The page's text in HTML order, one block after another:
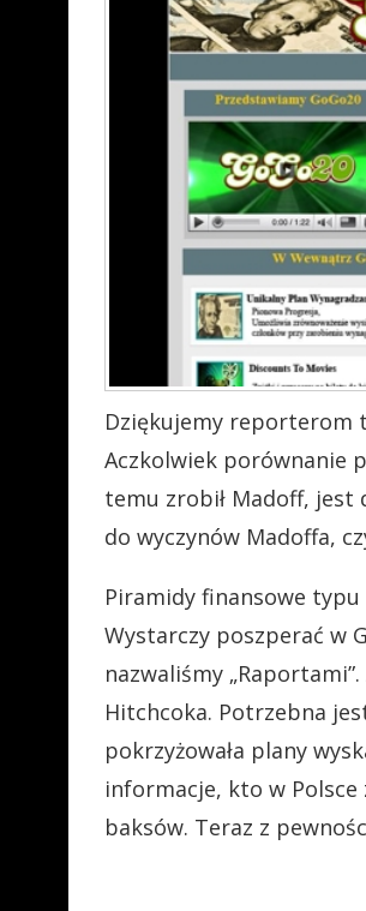
Dziękujemy reporterom
Aczkolwiek porównanie
temu zrobił Madoff, jest
do wyczynów Madoffa,
Piramidy finansowe typu
Wystarczy poszperać w
nazwaliśmy
Hitchcoka. Potrzebna
pokrzyżowała plany
informacje, kto w Polsce
baksów. Teraz z